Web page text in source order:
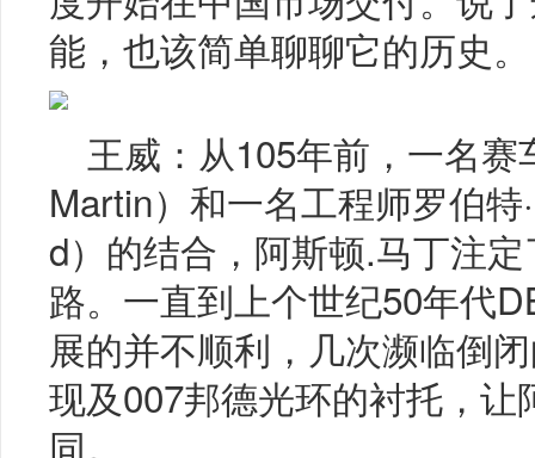
能，也该简单聊聊它的历史。
王威：从105年前，一名赛
Martin）和一名工程师罗伯
d）的结合，阿斯顿.马丁注
路。一直到上个世纪50年代
展的并不顺利，几次濒临倒
现及007邦德光环的衬托，
同。